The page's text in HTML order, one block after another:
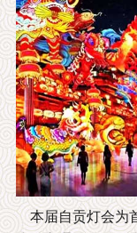
本届自贡灯会为